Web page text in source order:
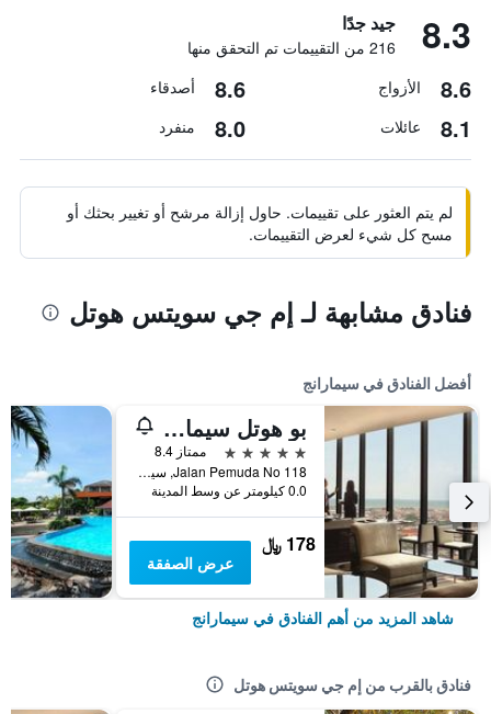
8.3 جيد جدًا
216 من التقييمات تم التحقق منها
8.6 الأزواج 8.6 أصدقاء
8.1 عائلات 8.0 منفرد
لم يتم العثور على تقييمات. حاول إزالة مرشح أو تغيير بحثك أو
مسح كل شيء لعرض التقييمات.
فنادق مشابهة لـ إم جي سويتس هوتل
أفضل الفنادق في سيمارانج
بو هوتل سيمارانج
5 نجوم
ممتاز 8.4
Jalan Pemuda No 118, سيمارانج, إندونيسيا
0.0 كيلومتر عن وسط المدينة
178 ﷼
عرض الصفقة
شاهد المزيد من أهم الفنادق في سيمارانج
فنادق بالقرب من إم جي سويتس هوتل